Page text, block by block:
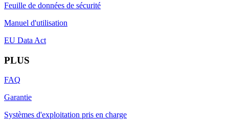
Feuille de données de sécurité
Manuel d'utilisation
EU Data Act
PLUS
FAQ
Garantie
Systèmes d'exploitation pris en charge